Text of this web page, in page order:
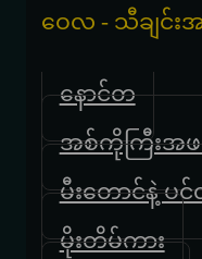
ဝေလ - သီချင်းအ
နောင်တ
အစ်ကိုကြီးအဖ
မီးတောင်နဲ့
မိုးတိမ်ကား